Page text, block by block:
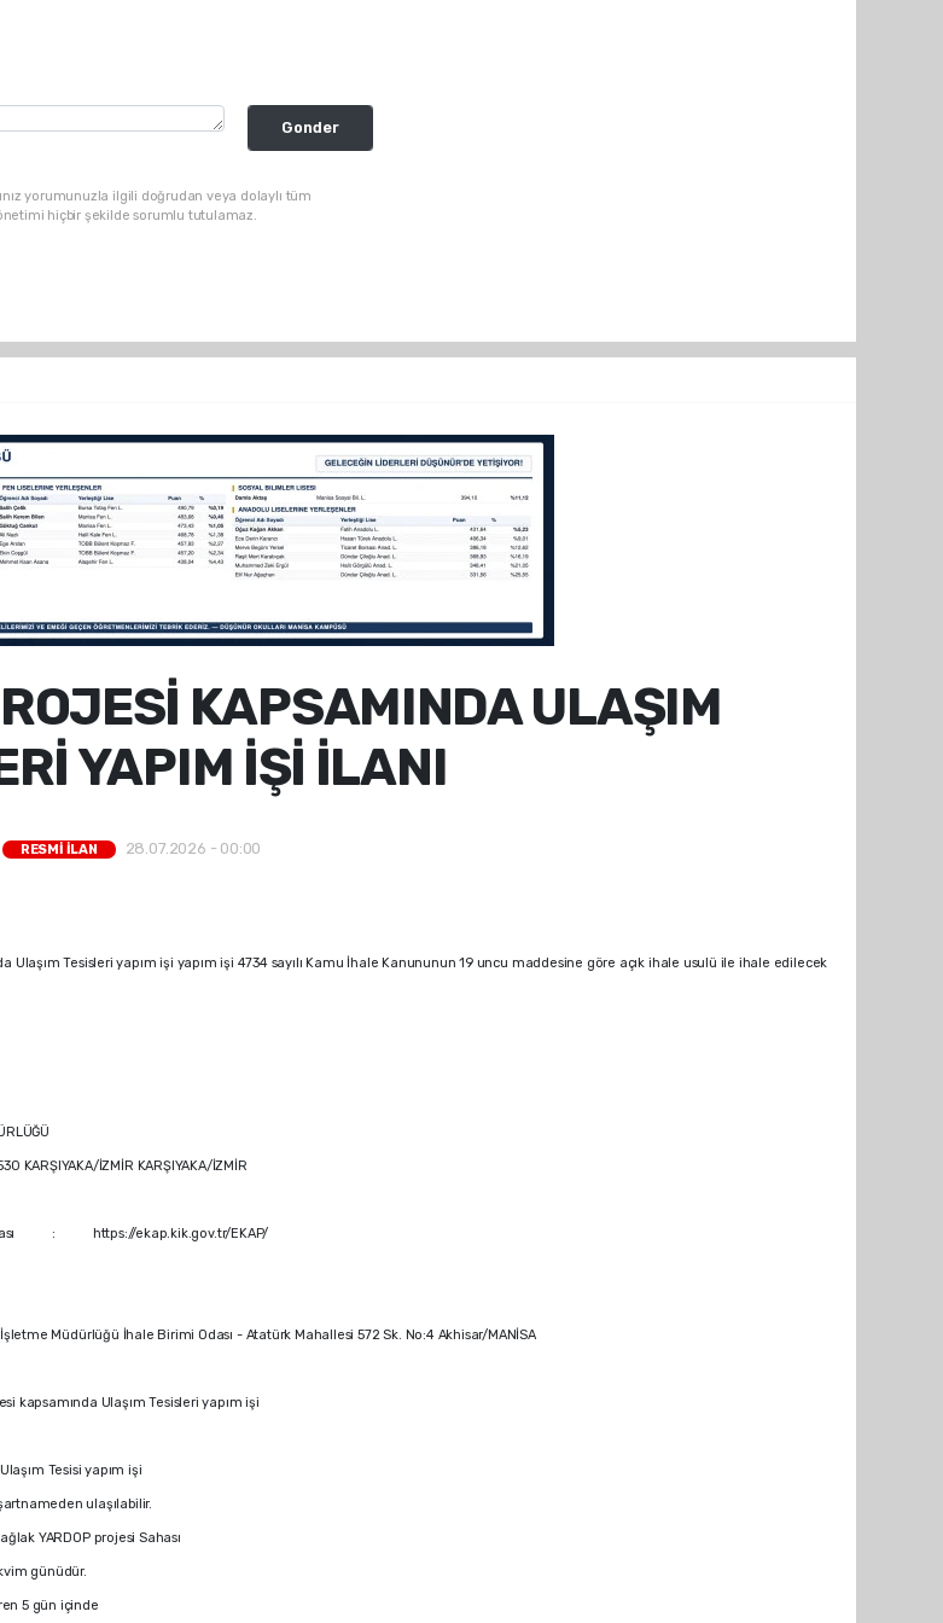
Gonder
yorumunuzla ilgili doğrudan veya dolaylı tüm
hiçbir şekilde sorumlu tutulamaz.
KAPSAMINDA ULAŞIM
YAPIM İŞİ İLANI
RESMİ İLAN 28.07.2026 - 00:00
Ulaşım Tesisleri yapım işi yapım işi 4734 sayılı Kamu İhale Kanununun 19 uncu maddesine göre açık ihale usulü ile ihale edilecek
İZMİR KARŞIYAKA/İZMİR
: https://ekap.kik.gov.tr/EKAP/
Müdürlüğü İhale Birimi Odası - Atatürk Mahallesi 572 Sk. No:4 Akhisar/MANİSA
Ulaşım Tesisleri yapım işi
Tesisi yapım işi
ulaşılabilir.
YARDOP projesi Sahası
günüdür.
5 gün içinde